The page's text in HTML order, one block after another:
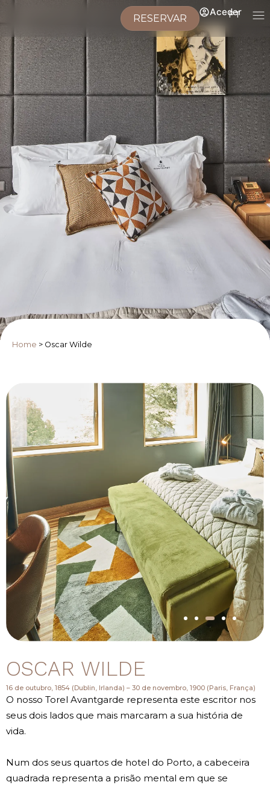
PT
Aceder
RESERVAR
Home > Oscar Wilde
OSCAR WILDE
16 de outubro, 1854 (Dublin, Irlanda) – 30 de novembro, 1900 (Paris, França)
O nosso Torel Avantgarde representa este escritor nos
seus dois lados que mais marcaram a sua história de
vida.
Num dos seus quartos de hotel do Porto, a cabeceira
quadrada representa a prisão mental em que se